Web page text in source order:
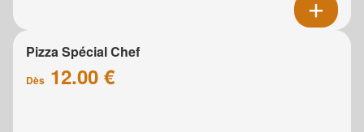
Pizza Spécial Chef
Dès 12.00 €